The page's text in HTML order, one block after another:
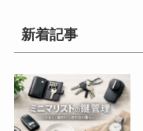
新着記事